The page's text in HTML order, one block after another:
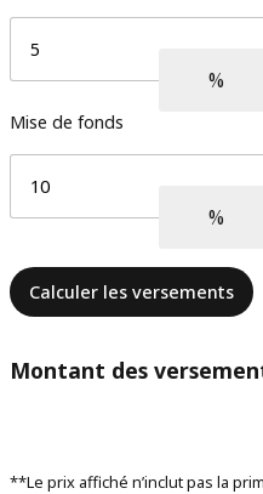
Mise de fonds
Calculer les versements
Montant des
**Le prix affiché n’inclut pas la